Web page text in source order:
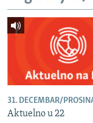
31. DECEMBAR/
Aktuelno u 22